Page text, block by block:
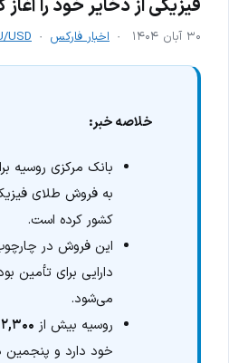
فیزیکی از ذخایر خود را آغاز
۳۰ آبان ۱۴۰۴ اخبار فارکس USD
خلاصه خبر:
بانک مرکزی روسیه
به فروش طلای
کشور کرده است.
این فروش در
دارایی برای تأمین
می‌شود.
روسیه بیش از ۲,۳۰۰ تن طلا
خود دارد و پنجمین